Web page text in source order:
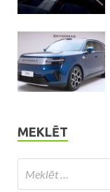
MEKLĒT